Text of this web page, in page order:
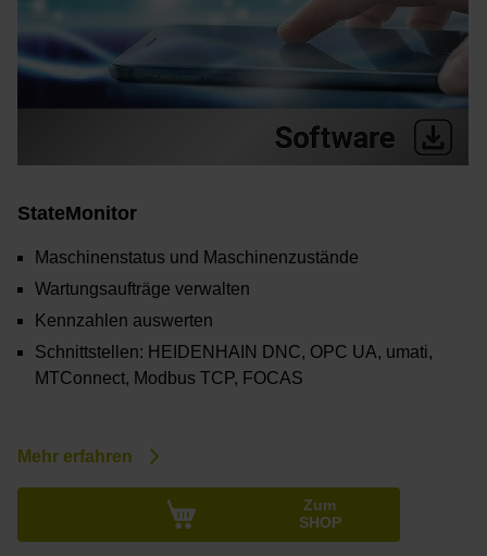
StateMonitor
Maschinenstatus und Maschinenzustände
Wartungsaufträge verwalten
Kennzahlen auswerten
Schnittstellen: HEIDENHAIN DNC, OPC UA, umati,
MTConnect, Modbus TCP, FOCAS
Mehr erfahren
Zum
SHOP